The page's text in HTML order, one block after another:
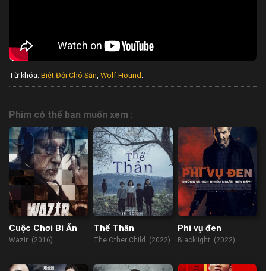
Từ khóa: Biệt Đội Chó Săn, Wolf Hound .
Phim có thể bạn muốn xem :
Cuộc Chơi Bí Ẩn
Wazir (2016)
Thế Thân
The Other Child (2022)
Phi vụ đen
Blacklight (2022)